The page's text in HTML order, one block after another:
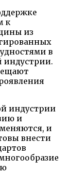
к
из
в
индустрии.
индустрии
и
и
внести